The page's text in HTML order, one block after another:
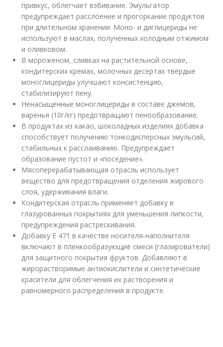
привкус, облегчает взбивание. Эмульгатор
предупреждает расслоение и прогоркание продуктов
при длительном хранении. Моно- и диглицериды не
используют в маслах, полученных холодным отжимом
и оливковом.
В мороженом, сливках на растительной основе,
кондитерских кремах, молочных десертах твёрдые
моноглицериды улучшают консистенцию,
стабилизируют пену.
Ненасыщенные моноглицериды в составе джемов,
варенья (10г/кг) предотвращают пенообразование.
В продуктах из какао, шоколадных изделиях добавка
способствует получению тонкодисперсных эмульсий,
стабильных к расслаиванию. Предупреждает
образование пустот и «поседение».
Мясоперерабатывающая отрасль использует
вещество для предотвращения отделения жирового
слоя, удерживания влаги.
Кондитерская отрасль применяет добавку в
глазурованных покрытиях для уменьшения липкости,
предупреждения растрескивания.
Добавку Е 471 в качестве носителя-наполнителя
включают в пленкообразующие смеси (глазирователи)
для защитного покрытия фруктов. Добавляют в
жирорастворимые антиокислители и синтетические
красители для облегчения их растворения и
равномерного распределения в продукте.